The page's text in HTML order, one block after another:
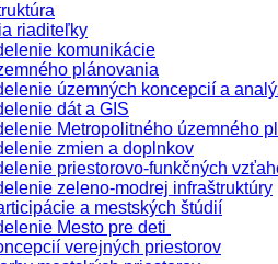
riaditeľky
komunikácie
plánovania
územných koncepcií a
dát a GIS
Metropolitného územného
zmien a doplnkov
priestorovo-funkčných
zeleno-modrej infraštruktúry
a mestských štúdií
Mesto pre deti
verejných priestorov